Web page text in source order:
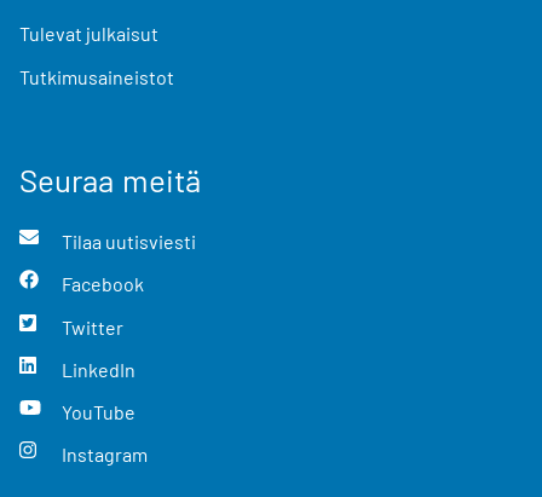
Tulevat julkaisut
Tutkimusaineistot
Seuraa meitä
Tilaa uutisviesti
Facebook
Twitter
LinkedIn
YouTube
Instagram